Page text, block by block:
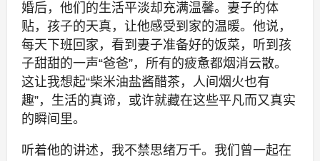
婚后，他们的生活平淡却充满温馨。妻子的体
贴，孩子的天真，让他感受到家的温暖。他说，
每天下班回家，看到妻子准备好的饭菜，听到孩
子甜甜的一声“爸爸”，所有的疲惫都烟消云散。
这让我想起“柴米油盐酱醋茶，人间烟火也有
趣”，生活的真谛，或许就藏在这些平凡而又真实
的瞬间里。
听着他的讲述，我不禁思绪万千。我们曾一起在